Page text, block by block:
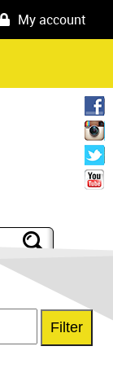
My account
Filter